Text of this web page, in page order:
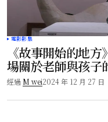
電影影集
《故事開始的地
場關於老師與孩子
命、感動上映！
經過 M wei2024 年 12 月 27 日